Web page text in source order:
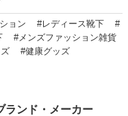
ョン #レディース靴下
#
#メンズファッション雑貨
#健康グッズ
ランド・メーカー